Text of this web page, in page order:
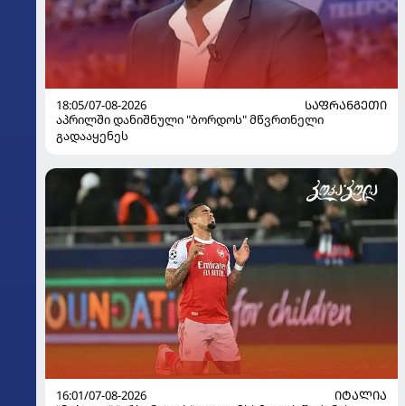
18:05/07-08-2026
ᲡᲐᲤᲠᲐᲜᲒᲔᲗᲘ
აპრილში დანიშნული "ბორდოს" მწვრთნელი
გადააყენეს
16:01/07-08-2026
ᲘᲢᲐᲚᲘᲐ